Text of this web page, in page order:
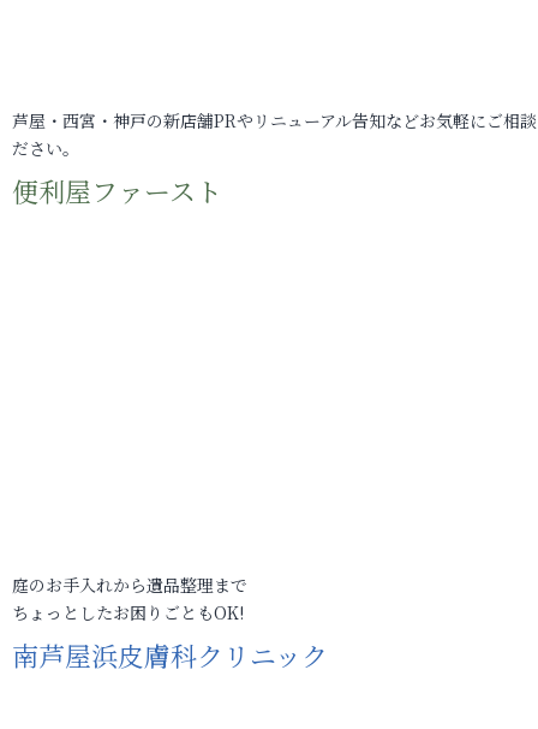
芦屋・西宮・神戸の新店舗PRやリニューアル告知などお気軽にご相
ださい。
便利屋ファースト
庭のお手入れから遺品整理まで
ちょっとしたお困りごともOK!
南芦屋浜皮膚科クリニック